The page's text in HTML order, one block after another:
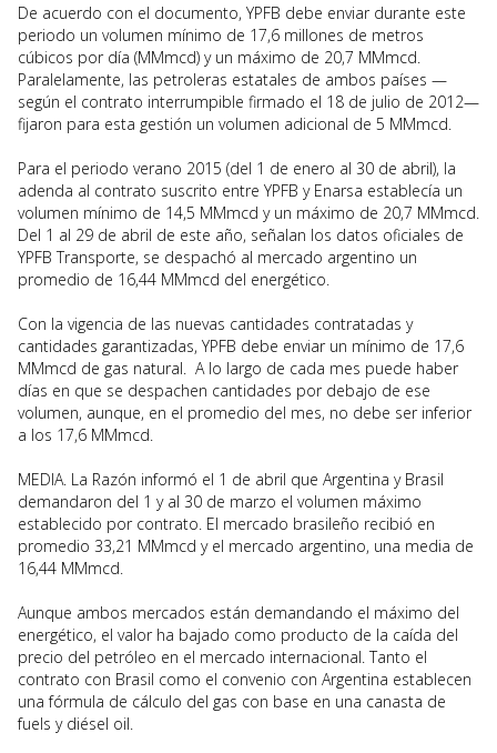
De acuerdo con el documento, YPFB debe enviar durante este
periodo un volumen mínimo de 17,6 millones de metros
cúbicos por día (MMmcd) y un máximo de 20,7 MMmcd.
Paralelamente, las petroleras estatales de ambos países —
según el contrato interrumpible firmado el 18 de julio de 2012—
fijaron para esta gestión un volumen adicional de 5 MMmcd.
Para el periodo verano 2015 (del 1 de enero al 30 de abril), la
adenda al contrato suscrito entre YPFB y Enarsa establecía un
volumen mínimo de 14,5 MMmcd y un máximo de 20,7 MMmcd.
Del 1 al 29 de abril de este año, señalan los datos oficiales de
YPFB Transporte, se despachó al mercado argentino un
promedio de 16,44 MMmcd del energético.
Con la vigencia de las nuevas cantidades contratadas y
cantidades garantizadas, YPFB debe enviar un mínimo de 17,6
MMmcd de gas natural. A lo largo de cada mes puede haber
días en que se despachen cantidades por debajo de ese
volumen, aunque, en el promedio del mes, no debe ser inferior
a los 17,6 MMmcd.
MEDIA. La Razón informó el 1 de abril que Argentina y Brasil
demandaron del 1 y al 30 de marzo el volumen máximo
establecido por contrato. El mercado brasileño recibió en
promedio 33,21 MMmcd y el mercado argentino, una media de
16,44 MMmcd.
Aunque ambos mercados están demandando el máximo del
energético, el valor ha bajado como producto de la caída del
precio del petróleo en el mercado internacional. Tanto el
contrato con Brasil como el convenio con Argentina establecen
una fórmula de cálculo del gas con base en una canasta de
fuels y diésel oil.